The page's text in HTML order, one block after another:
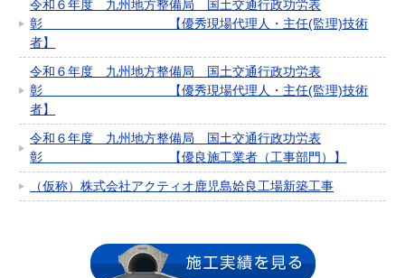
令和６年度 九州地方整備局 国土交通行政功労表
彰 【優秀現場代理人・主任(監理)技術
者】
令和６年度 九州地方整備局 国土交通行政功労表
彰 【優秀現場代理人・主任(監理)技術
者】
令和６年度 九州地方整備局 国土交通行政功労表
彰 【優良施工業者（工事部門）】
（仮称）株式会社アクティオ鹿児島姶良工場新築工事